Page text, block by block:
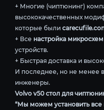
+ Многие (чиптюнинг)
высококачественных
которые были
+ Все настройка микросхем
устройств.
+ Быстрая доставка и
И последнее, но не менее
инженеры.
Volvo v50 стол для
“Мы можем установить